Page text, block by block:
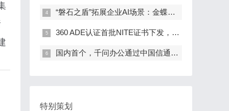
“磐石之盾”拓展企业AI场景：金蝶灵基接入360…
360 ADE认证首批NITE证书下发，政、企、校等…
国内首个，千问办公通过中国信通院办公智能体…
特别策划